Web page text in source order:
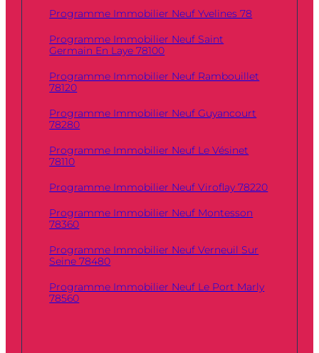
Programme Immobilier Neuf Yvelines 78
Programme Immobilier Neuf Saint
Germain En Laye 78100
Programme Immobilier Neuf Rambouillet
78120
Programme Immobilier Neuf Guyancourt
78280
Programme Immobilier Neuf Le Vésinet
78110
Programme Immobilier Neuf Viroflay 78220
Programme Immobilier Neuf Montesson
78360
Programme Immobilier Neuf Verneuil Sur
Seine 78480
Programme Immobilier Neuf Le Port Marly
78560